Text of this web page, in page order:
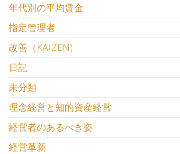
年代別の平均賃金
指定管理者
改善（KAIZEN)
日記
未分類
理念経営と知的資産経営
経営者のあるべき姿
経営革新